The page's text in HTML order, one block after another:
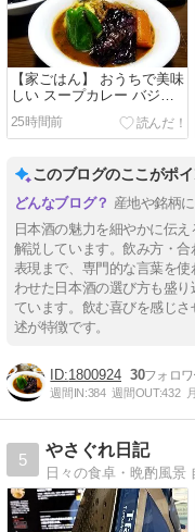
【家ごはん】 おうちで美味
しい スープカレー バジル
の代わりに大葉で作ってみ
ました!!
25時間前
このブログのここがポ
産地や銘柄
日本酒の魅力を細やかに伝
解説しています。飲み方・
表現まで、専門的な言葉を
わせた日本酒の選び方も盛
ています。飲む喜びを感じ
述が特徴です。
1800924 30
週間IN:384 週間OUT:432
5
やさぐれ日記